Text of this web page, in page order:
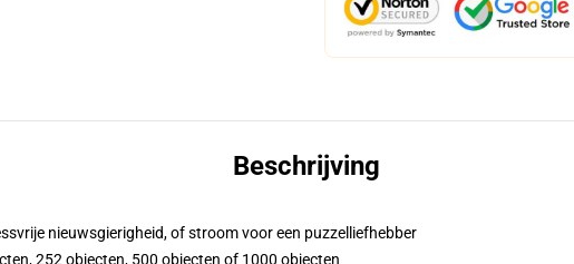
Beschrijving
nieuwsgierigheid, of stroom voor een puzzelliefhebber
252 objecten, 500 objecten of 1000 objecten